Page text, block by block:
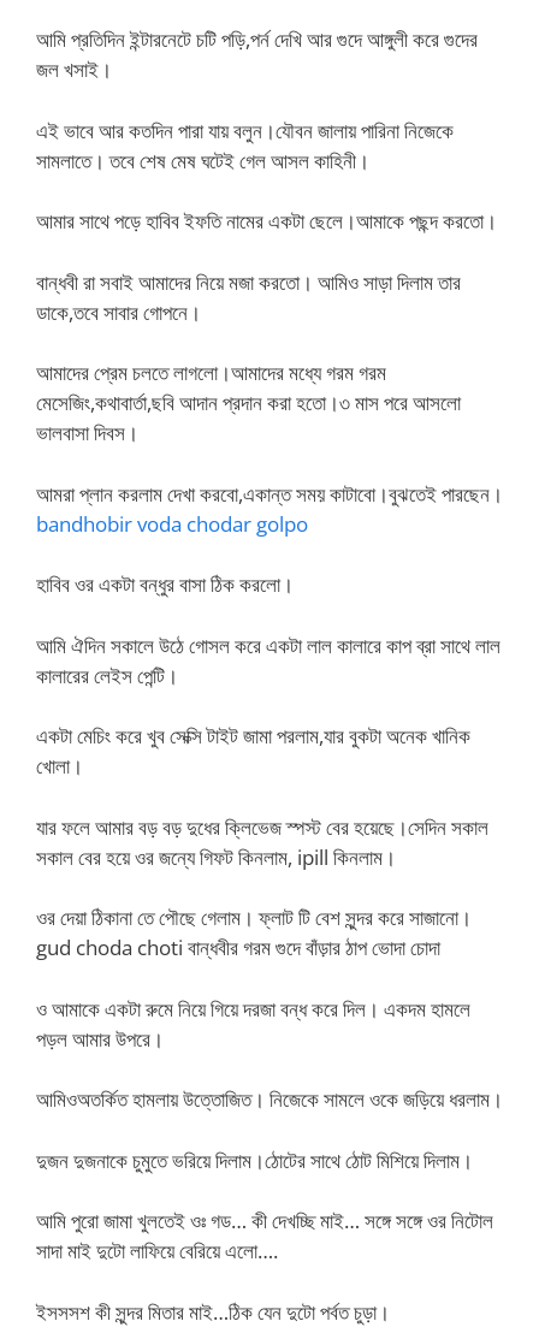
আমি প্রতিদিন ইন্টারনেটে চটি পড়ি,পর্ন দেখি আর গুদে আঙ্গুলী করে গুদের
জল খসাই।
এই ভাবে আর কতদিন পারা যায় বলুন।যৌবন জালায় পারিনা নিজেকে
সামলাতে। তবে শেষ মেষ ঘটেই গেল আসল কাহিনী।
আমার সাথে পড়ে হাবিব ইফতি নামের একটা ছেলে।আমাকে পছন্দ করতো।
বান্ধবী রা সবাই আমাদের নিয়ে মজা করতো। আমিও সাড়া দিলাম তার
ডাকে,তবে সাবার গোপনে।
আমাদের প্রেম চলতে লাগলো।আমাদের মধ্যে গরম গরম
মেসেজিং,কথাবার্তা,ছবি আদান প্রদান করা হতো।৩ মাস পরে আসলো
ভালবাসা দিবস।
আমরা প্লান করলাম দেখা করবো,একান্ত সময় কাটাবো।বুঝতেই পারছেন।
bandhobir voda chodar golpo
হাবিব ওর একটা বন্ধুর বাসা ঠিক করলো।
আমি ঐদিন সকালে উঠে গোসল করে একটা লাল কালারে কাপ ব্রা সাথে লাল
কালারের লেইস পেন্টি।
একটা মেচিং করে খুব সেক্সি টাইট জামা পরলাম,যার বুকটা অনেক খানিক
খোলা।
যার ফলে আমার বড় বড় দুধের ক্লিভেজ স্পস্ট বের হয়েছে।সেদিন সকাল
সকাল বের হয়ে ওর জন্যে গিফট কিনলাম, ipill কিনলাম।
ওর দেয়া ঠিকানা তে পৌছে গেলাম। ফ্লাট টি বেশ সুন্দর করে সাজানো।
gud choda choti বান্ধবীর গরম গুদে বাঁড়ার ঠাপ ভোদা চোদা
ও আমাকে একটা রুমে নিয়ে গিয়ে দরজা বন্ধ করে দিল। একদম হামলে
পড়ল আমার উপরে।
আমিওঅতর্কিত হামলায় উত্তোজিত। নিজেকে সামলে ওকে জড়িয়ে ধরলাম।
দুজন দুজনাকে চুমুতে ভরিয়ে দিলাম।ঠোটের সাথে ঠোট মিশিয়ে দিলাম।
আমি পুরো জামা খুলতেই ওঃ গড… কী দেখচ্ছি মাই… সঙ্গে সঙ্গে ওর নিটোল
সাদা মাই দুটো লাফিয়ে বেরিয়ে এলো….
ইসসসশ কী সুন্দর মিতার মাই…ঠিক যেন দুটো পর্বত চুড়া।